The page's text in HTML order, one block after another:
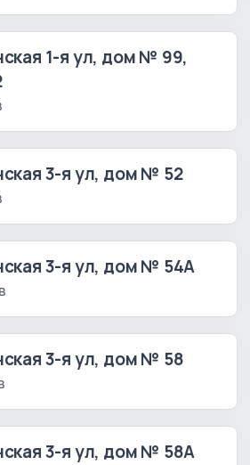
1-я ул, дом № 99,
3-я ул, дом № 52
3-я ул, дом № 54А
3-я ул, дом № 58
3-я ул, дом № 58А